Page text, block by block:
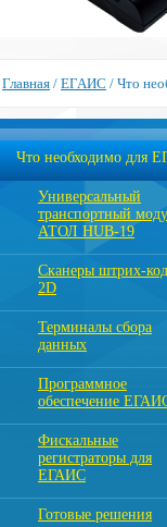
Главная / ЕГАИС / Что
Что необходимо для
Универсальный
транспортный
АТОЛ HUB-19
Сканеры штрих-
2D
Терминалы сбора
данных
Программное
обеспечение
Фискальные
регистраторы для
ЕГАИС
Готовые решения